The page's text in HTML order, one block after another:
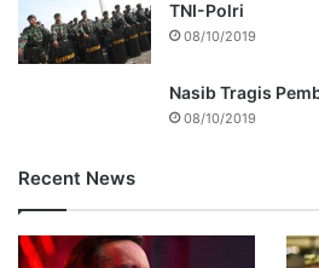
TNI-Polri
08/10/2019
Nasib Tragis
08/10/2019
Recent News